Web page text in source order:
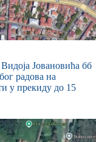
Јовановића бб
радова на
у прекиду до 15